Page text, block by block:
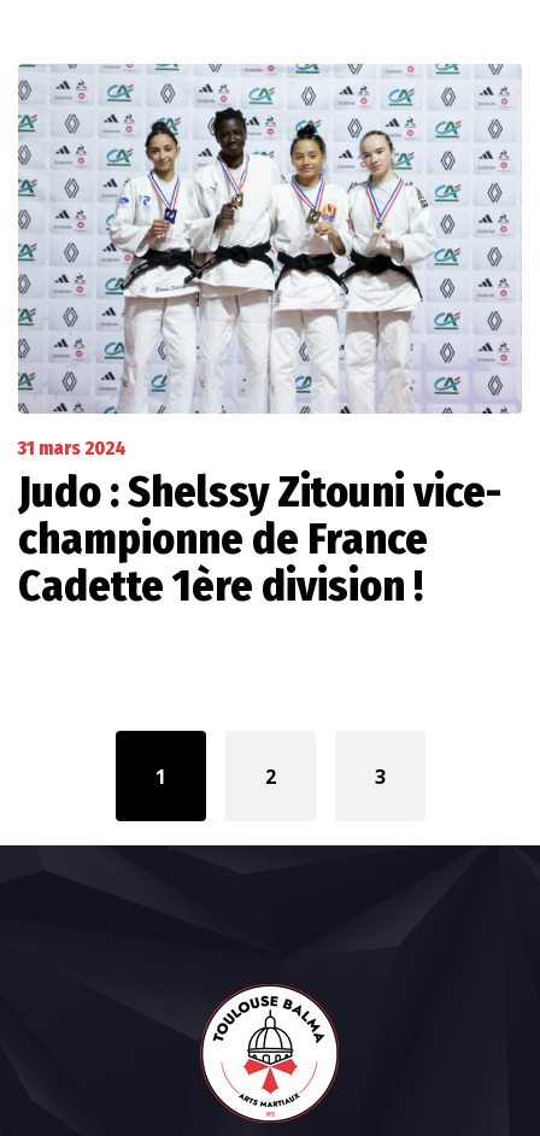
31 mars 2024
Judo : Shelssy Zitouni vice-
championne de France
Cadette 1ère division !
navigation
1 2 3